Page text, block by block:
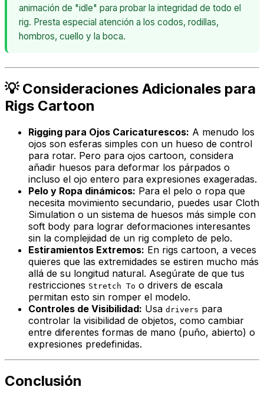
animación de "idle" para probar la integridad de todo el
rig. Presta especial atención a los codos, rodillas,
hombros, cuello y la boca.
💡 Consideraciones Adicionales para
Rigs Cartoon
Rigging para Ojos Caricaturescos: A menudo los
ojos son esferas simples con un hueso de control
para rotar. Pero para ojos cartoon, considera
añadir huesos para deformar los párpados o
incluso el ojo entero para expresiones exageradas.
Pelo y Ropa dinámicos: Para el pelo o ropa que
necesita movimiento secundario, puedes usar Cloth
Simulation o un sistema de huesos más simple con
soft body para lograr deformaciones interesantes
sin la complejidad de un rig completo de pelo.
Estiramientos Extremos: En rigs cartoon, a veces
quieres que las extremidades se estiren mucho más
allá de su longitud natural. Asegúrate de que tus
restricciones Stretch To o drivers de escala
permitan esto sin romper el modelo.
Controles de Visibilidad: Usa drivers para
controlar la visibilidad de objetos, como cambiar
entre diferentes formas de mano (puño, abierto) o
expresiones predefinidas.
Conclusión